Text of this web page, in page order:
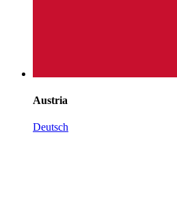
Austria
Deutsch